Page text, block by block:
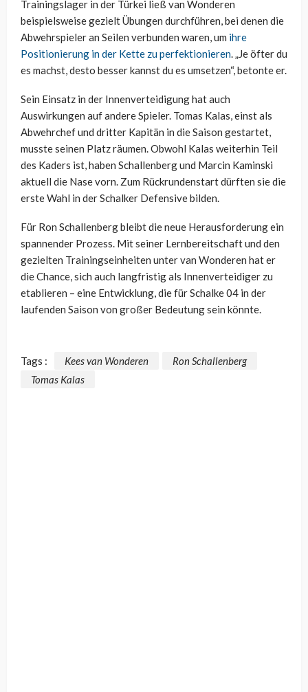
Trainingslager in der Türkei ließ van Wonderen
beispielsweise gezielt Übungen durchführen, bei denen die
Abwehrspieler an Seilen verbunden waren, um ihre
Positionierung in der Kette zu perfektionieren. „Je öfter du
es machst, desto besser kannst du es umsetzen“, betonte er.
Sein Einsatz in der Innenverteidigung hat auch
Auswirkungen auf andere Spieler. Tomas Kalas, einst als
Abwehrchef und dritter Kapitän in die Saison gestartet,
musste seinen Platz räumen. Obwohl Kalas weiterhin Teil
des Kaders ist, haben Schallenberg und Marcin Kaminski
aktuell die Nase vorn. Zum Rückrundenstart dürften sie die
erste Wahl in der Schalker Defensive bilden.
Für Ron Schallenberg bleibt die neue Herausforderung ein
spannender Prozess. Mit seiner Lernbereitschaft und den
gezielten Trainingseinheiten unter van Wonderen hat er
die Chance, sich auch langfristig als Innenverteidiger zu
etablieren – eine Entwicklung, die für Schalke 04 in der
laufenden Saison von großer Bedeutung sein könnte.
Tags : Kees van Wonderen
Ron Schallenberg
Tomas Kalas